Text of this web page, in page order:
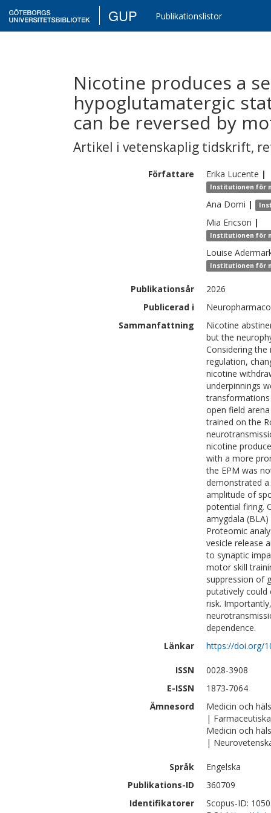
GUP Publikationslistor
Nicotine produces a
hypoglutamatergic
can be reversed by
Artikel i vetenskaplig tidskrift,
Författare Erika Lucente |
Institutionen för
Ana Domi |
Mia Ericson |
Institutionen för
Louise
Institutionen för
Publikationsår
2026
Publicerad i
Sammanfattning
Nicotine
but the
Considering
regulation,
nicotine
underpinnings
transformations
open field
trained on the
nicotine
with a more
the EPM was
demonstrated
amplitude of
potential firing.
amygdala
Proteomic
vesicle release
to synaptic
motor skill
suppression of
putatively could
risk.
dependence.
Länkar
https://doi.org/
ISSN
0028-3908
E-ISSN
1873-7064
Ämnesord
Medicin och
|
Medicin och
|
Språk
Engelska
Publikations-ID
360709
Identifikatorer
Scopus-ID: